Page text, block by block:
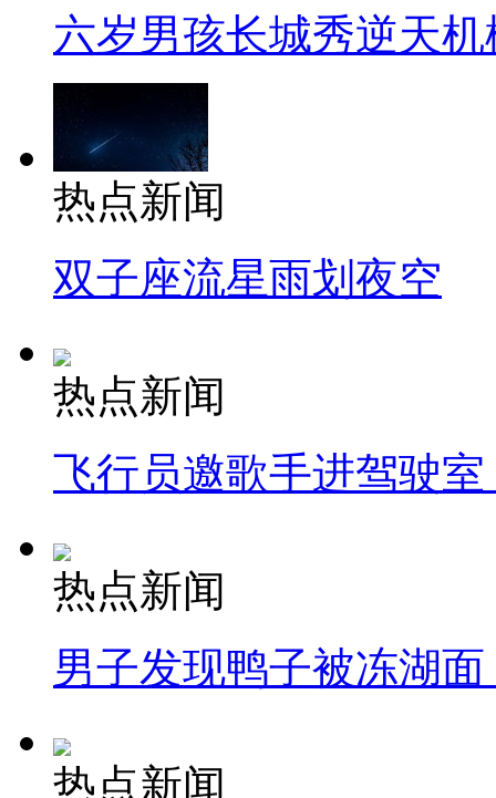
六岁男孩长城秀逆天机
热点新闻
双子座流星雨划夜空
热点新闻
飞行员邀歌手进驾驶
热点新闻
男子发现鸭子被冻湖
热点新闻